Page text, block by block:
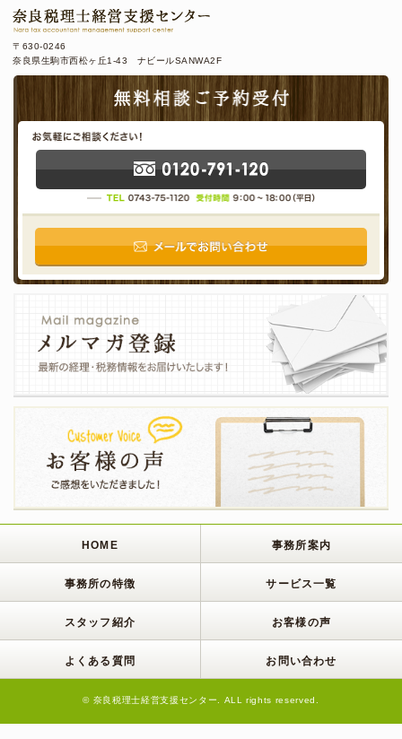
〒630-0246
奈良県生駒市西松ヶ丘1-43 ナビールSANWA2F
HOME 事務所案内
事務所の特徴 サービス一覧
スタッフ紹介 お客様の声
よくある質問 お問い合わせ
© 奈良税理士経営支援センター. ALL rights reserved.